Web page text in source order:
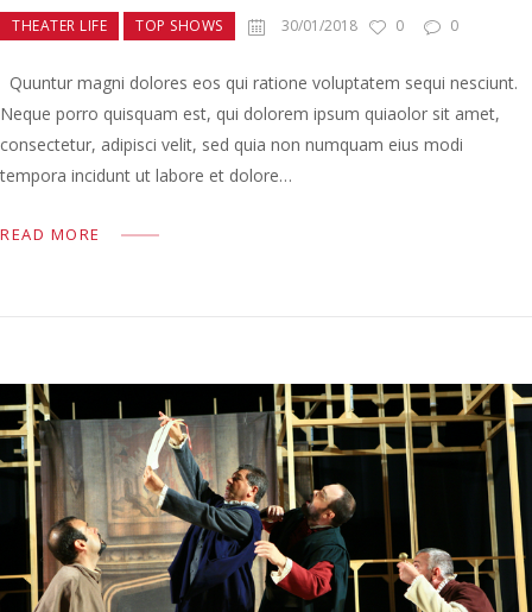
THEATER LIFE TOP SHOWS 30/01/2018 0 0
Quuntur magni dolores eos qui ratione voluptatem sequi nesciunt.
Neque porro quisquam est, qui dolorem ipsum quiaolor sit amet,
consectetur, adipisci velit, sed quia non numquam eius modi
tempora incidunt ut labore et dolore…
READ MORE